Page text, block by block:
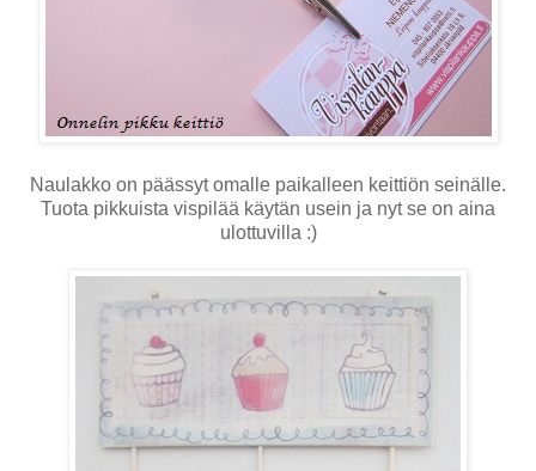
Naulakko on päässyt omalle paikalleen keittiön seinälle.
Tuota pikkuista vispilää käytän usein ja nyt se on aina
ulottuvilla :)